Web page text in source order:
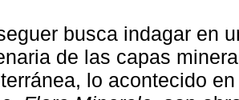
busca indagar en
de las capas
lo acontecido